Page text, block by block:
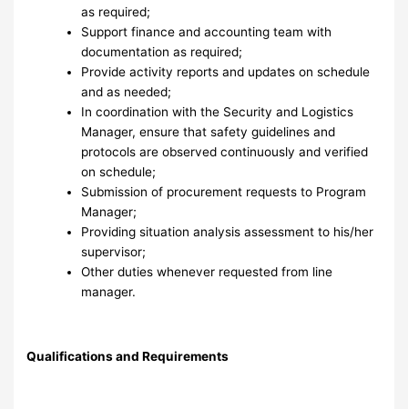
as required;
Support finance and accounting team with
documentation as required;
Provide activity reports and updates on schedule
and as needed;
In coordination with the Security and Logistics
Manager, ensure that safety guidelines and
protocols are observed continuously and verified
on schedule;
Submission of procurement requests to Program
Manager;
Providing situation analysis assessment to his/her
supervisor;
Other duties whenever requested from line
manager.
Qualifications and Requirements